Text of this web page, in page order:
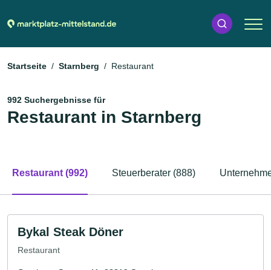
Startseite Starnberg Restaurant
992 Suchergebnisse für
Restaurant in Starnberg
Restaurant (992) Steuerberater (888)
Bykal Steak Döner
Restaurant